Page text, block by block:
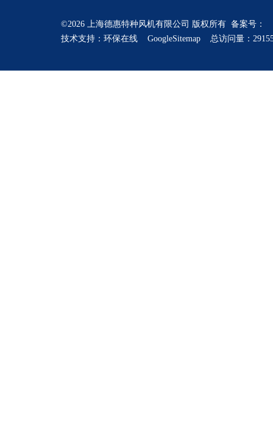
©2026 上海德惠特种风机有限公司 版权所有 备案号：
技术支持： 环保在线 GoogleSitemap 总访问量：